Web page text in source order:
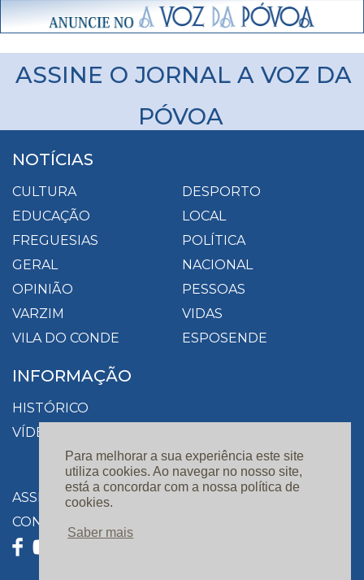
Para melhorar a sua experiência este site
utiliza cookies. Ao navegar no nosso site,
está a concordar com a nossa política de
cookies.
Saber mais
ASSINE O JORNAL A VOZ DA
PÓVOA
NOTÍCIAS
CULTURA
DESPORTO
EDUCAÇÃO
LOCAL
FREGUESIAS
POLÍTICA
GERAL
NACIONAL
OPINIÃO
PESSOAS
VARZIM
VIDAS
VILA DO CONDE
ESPOSENDE
INFORMAÇÃO
HISTÓRICO
VÍDEOS
ASSINATURAS
CONTACTOS